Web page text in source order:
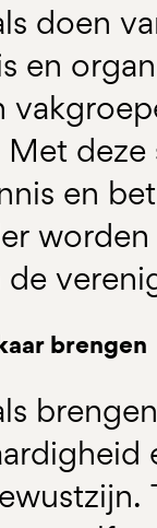
doen
en
en
brengen